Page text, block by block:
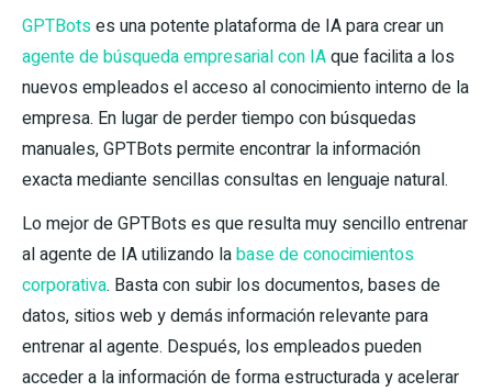
GPTBotses una potente plataforma de IA para crear un
agente de búsqueda empresarial con IAque facilita a los
nuevos empleados el acceso al conocimiento interno de la
empresa. En lugar de perder tiempo con búsquedas
manuales, GPTBots permite encontrar la información
exacta mediante sencillas consultas en lenguaje natural.
Lo mejor de GPTBots es que resulta muy sencillo entrenar
al agente de IA utilizando labase de conocimientos
corporativa. Basta con subir los documentos, bases de
datos, sitios web y demás información relevante para
entrenar al agente. Después, los empleados pueden
acceder a la información de forma estructurada y acelerar